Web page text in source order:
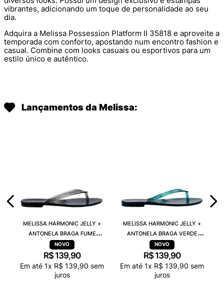
vibrantes, adicionando um toque de personalidade ao seu
dia.
Adquira a Melissa Possession Platform II 35818 e aproveite a
temporada com conforto, apostando num encontro fashion e
casual. Combine com looks casuais ou esportivos para um
estilo único e autêntico.
Lançamentos da Melissa:
MELISSA HARMONIC JELLY +
ANTONELA BRAGA FUME
TRANSPARENTE 38263
R$ 139,90
Em até 1x R$ 139,90 sem
juros
MELISSA HARMONIC JELLY +
ANTONELA BRAGA VERDE
TRANSPARENTE 38263
R$ 139,90
Em até 1x R$ 139,90 sem
juros